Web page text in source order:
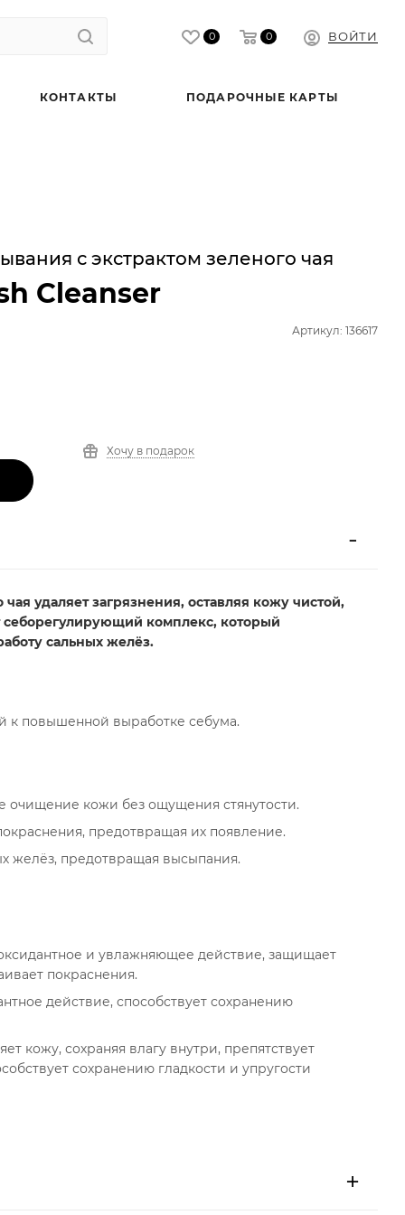
0 0 ВОЙТИ
КОНТАКТЫ ПОДАРОЧНЫЕ КАРТЫ
с экстрактом зеленого чая
Cleanser
Артикул: 136617
Хочу в подарок
удаляет загрязнения, оставляя кожу чистой,
комплекс, который
сальных желёз.
к повышенной выработке себума.
очищение кожи без ощущения стянутости.
предотвращая их появление.
желёз, предотвращая высыпания.
и увлажняющее действие, защищает
покраснения.
действие, способствует сохранению
кожу, сохраняя влагу внутри, препятствует
сохранению гладкости и упругости